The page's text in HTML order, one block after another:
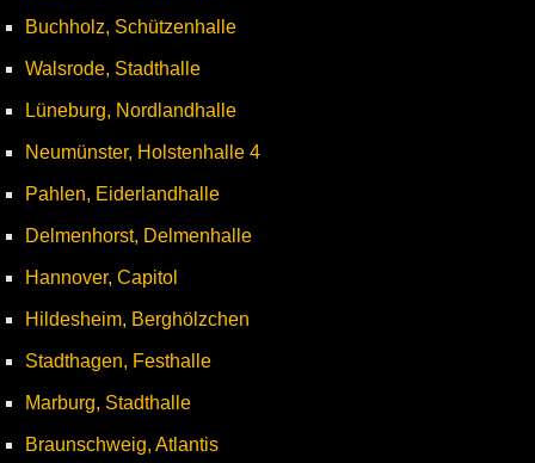
Buchholz, Schützenhalle
Walsrode, Stadthalle
Lüneburg, Nordlandhalle
Neumünster, Holstenhalle 4
Pahlen, Eiderlandhalle
Delmenhorst, Delmenhalle
Hannover, Capitol
Hildesheim, Berghölzchen
Stadthagen, Festhalle
Marburg, Stadthalle
Braunschweig, Atlantis